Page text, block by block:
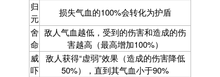
归
元
损失气血的100%会转化为护盾
舍
命
敌人气血越低，受到的伤害和造成的伤
害越高（最高增加100%）
威
吓
敌人获得“虚弱”效果（造成的伤害降低
50%），直到其气血小于90%